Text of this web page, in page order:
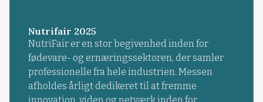
Nutrifair 2025
NutriFair er en stor begivenhed inden for
fødevare- og ernæringssektoren, der samler
professionelle fra hele industrien. Messen
afholdes årligt dedikeret til at fremme
innovation, viden og netværk inden for